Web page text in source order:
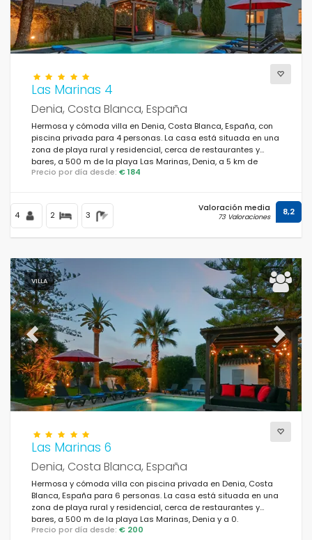
Las Marinas 4
Denia, Costa Blanca, España
Hermosa y cómoda villa en Denia, Costa Blanca, España, con
piscina privada para 4 personas. La casa está situada en una
zona de playa rural y residencial, cerca de restaurantes y
bares, a 500 m de la playa Las Marinas, Denia, a 5 km de
Jávea y a 0,5 km del Mediterráneo, Jávea.
Precio por día desde: € 184
4 2 3
Valoración media
73 Valoraciones 8,2
VILLA
Previous Next
Las Marinas 6
Denia, Costa Blanca, España
Hermosa y cómoda villa con piscina privada en Denia, Costa
Blanca, España para 6 personas. La casa está situada en una
zona de playa rural y residencial, cerca de restaurantes y
bares, a 500 m de la playa Las Marinas, Denia y a 0.
Precio por día desde: € 200